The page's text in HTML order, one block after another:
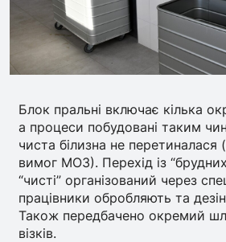
Блок пральні включає кілька
а процеси побудовані таким
чиста білизна не перетиналася
вимог МОЗ). Перехід із
“чисті” організований через
працівники обробляють та
Також передбачено окремий
візків.